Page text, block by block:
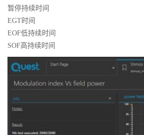
暂停持续时间
EGT时间
EOF低持续时间
SOF高持续时间